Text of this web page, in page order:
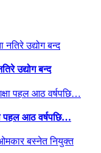
उद्योग बन्द
पहल आठ वर्षपछि…